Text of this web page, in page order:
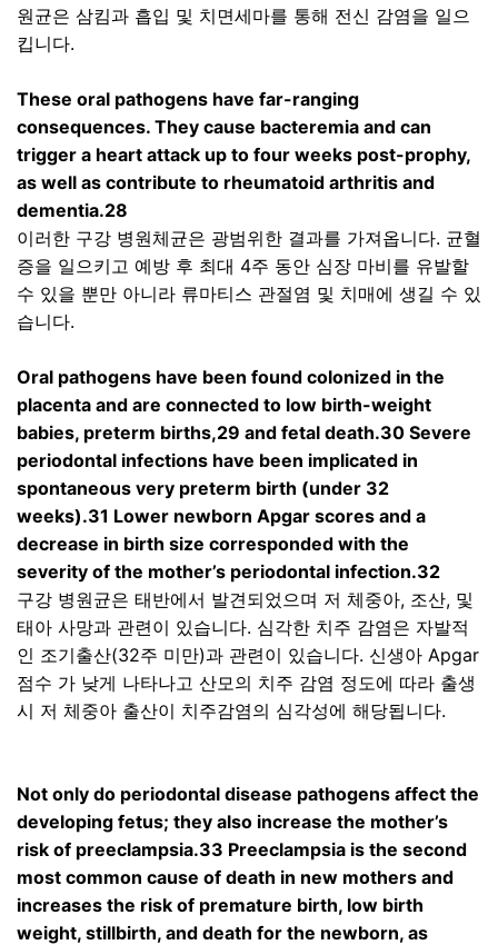
원균은 삼킴과 흡입 및 치면세마를 통해 전신 감염을 일으
킵니다.
These oral pathogens have far-ranging
consequences. They cause bacteremia and can
trigger a heart attack up to four weeks post-prophy,
as well as contribute to rheumatoid arthritis and
dementia.28
이러한 구강 병원체균은 광범위한 결과를 가져옵니다. 균혈
증을 일으키고 예방 후 최대 4주 동안 심장 마비를 유발할
수 있을 뿐만 아니라 류마티스 관절염 및 치매에 생길 수 있
습니다.
Oral pathogens have been found colonized in the
placenta and are connected to low birth-weight
babies, preterm births,29 and fetal death.30 Severe
periodontal infections have been implicated in
spontaneous very preterm birth (under 32
weeks).31 Lower newborn Apgar scores and a
decrease in birth size corresponded with the
severity of the mother’s periodontal infection.32
구강 병원균은 태반에서 발견되었으며 저 체중아, 조산, 및
태아 사망과 관련이 있습니다. 심각한 치주 감염은 자발적
인 조기출산(32주 미만)과 관련이 있습니다. 신생아 Apgar
점수 가 낮게 나타나고 산모의 치주 감염 정도에 따라 출생
시 저 체중아 출산이 치주감염의 심각성에 해당됩니다.
Not only do periodontal disease pathogens affect the
developing fetus; they also increase the mother’s
risk of preeclampsia.33 Preeclampsia is the second
most common cause of death in new mothers and
increases the risk of premature birth, low birth
weight, stillbirth, and death for the newborn, as